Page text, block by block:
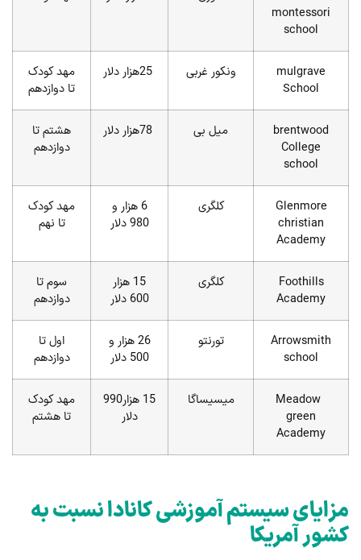
montessori
school
mulgrave
School
ونکور غربی
مهد کودک
تا دوازدهم
brentwood
College
school
میل بی
هشتم تا
دوازدهم
Glenmore
christian
Academy
کلگری
6 هزار و
980 دلار
مهد کودک
تا نهم
Foothills
Academy
کلگری
15 هزار
600 دلار
سوم تا
دوازدهم
Arrowsmith
school
تورنتو
26 هزار و
500 دلار
اول تا
دوازدهم
Meadow
green
Academy
میسیساگا
15 هزار990
دلار
مهد کودک
تا هشتم
مزایای سیستم آموزشی کانادا نسبت به
کشور آمریکا